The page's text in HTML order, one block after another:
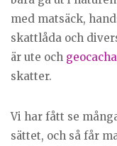
med matsäck,
skattlåda och
är ute och
skatter.
Vi har fått se
sättet, och så får